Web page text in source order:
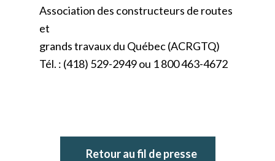
Association des constructeurs de routes
et
grands travaux du Québec (ACRGTQ)
Tél. : (418) 529-2949 ou 1 800 463-4672
Retour au fil de presse